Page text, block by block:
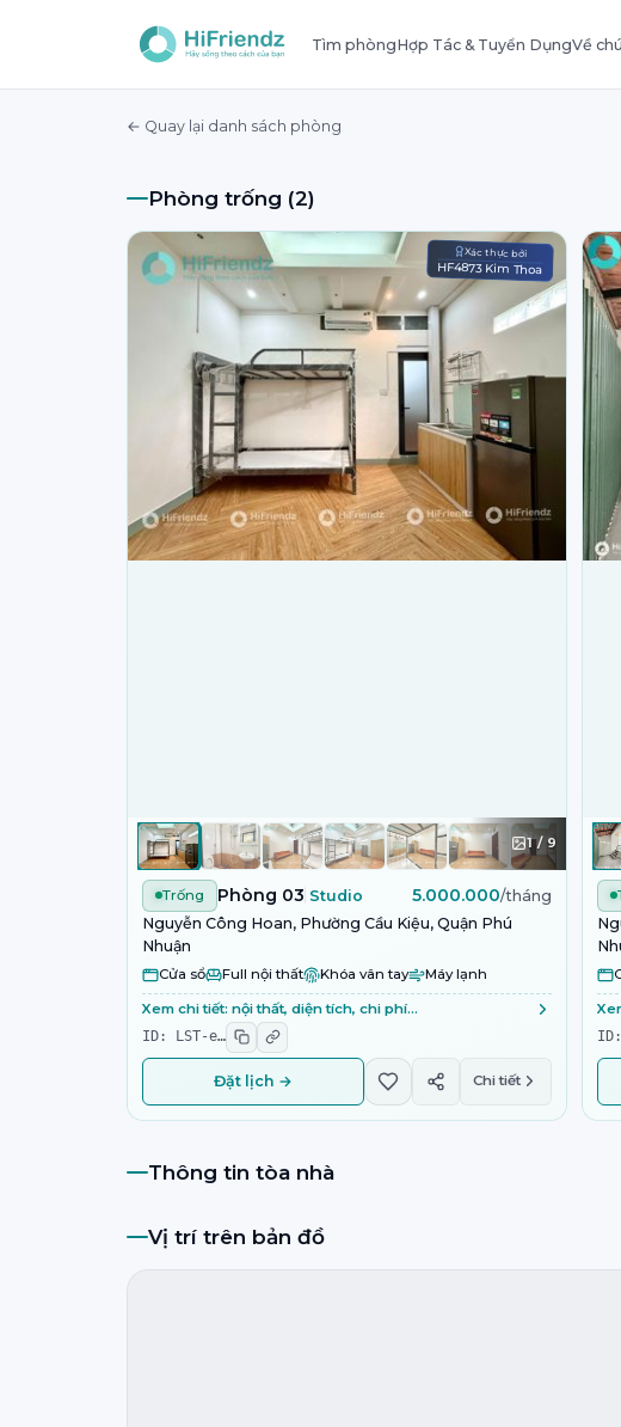
Tìm phòngHợp Tác & Tuyển DụngVề
← Quay lại danh sách phòng
Phòng trống (2)
Xác thực bởi
HF4873 Kim Thoa
1/ 9
Trống Phòng 03 Studio 5.000.000/tháng
Nguyễn Công Hoan, Phường Cầu Kiệu, Quận Phú
Nhuận
Cửa sổ Full nội thất Khóa vân tay Máy lạnh
Xem chi tiết: nội thất, diện tích, chi phí…
ID:
LST-e…
Đặt lịch → Chi tiết
Thông tin tòa nhà
Vị trí trên bản đồ